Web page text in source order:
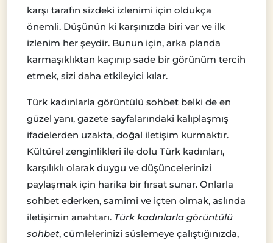
karşı tarafın sizdeki izlenimi için oldukça
önemli. Düşünün ki karşınızda biri var ve ilk
izlenim her şeydir. Bunun için, arka planda
karmaşıklıktan kaçınıp sade bir görünüm tercih
etmek, sizi daha etkileyici kılar.
Türk kadınlarla görüntülü sohbet belki de en
güzel yanı, gazete sayfalarındaki kalıplaşmış
ifadelerden uzakta, doğal iletişim kurmaktır.
Kültürel zenginlikleri ile dolu Türk kadınları,
karşılıklı olarak duygu ve düşüncelerinizi
paylaşmak için harika bir fırsat sunar. Onlarla
sohbet ederken, samimi ve içten olmak, aslında
iletişimin anahtarı. Türk kadınlarla görüntülü
sohbet, cümlelerinizi süslemeye çalıştığınızda,